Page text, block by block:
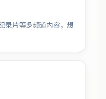
录片等多频道内容，想